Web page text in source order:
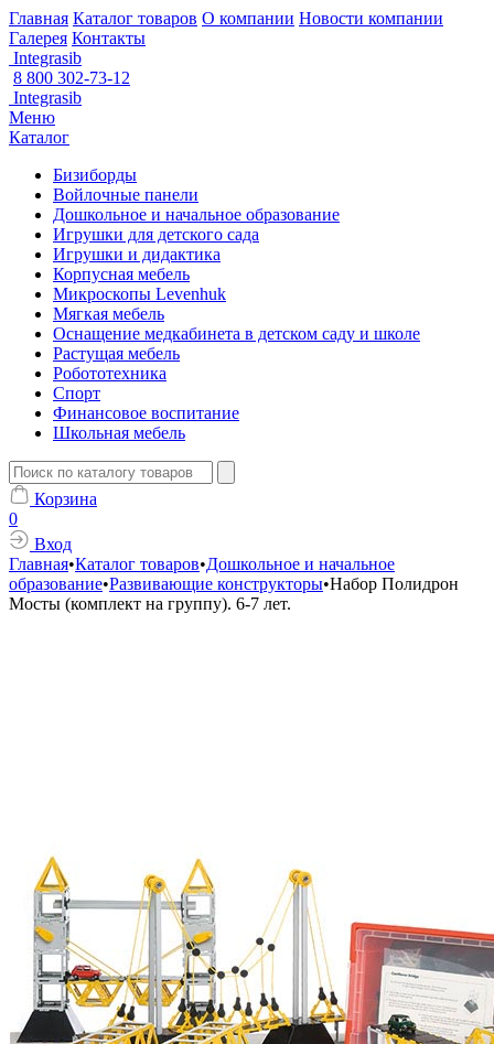
Главная Каталог товаров О компании Новости компании
Галерея Контакты
Integrasib
8 800 302-73-12
Integrasib
Меню
Каталог
Бизиборды
Войлочные панели
Дошкольное и начальное образование
Игрушки для детского сада
Игрушки и дидактика
Корпусная мебель
Микроскопы Levenhuk
Мягкая мебель
Оснащение медкабинета в детском саду и школе
Растущая мебель
Робототехника
Спорт
Финансовое воспитание
Школьная мебель
Корзина
0
Вход
Главная•Каталог товаров•Дошкольное и начальное
образование•Развивающие конструкторы•Набор Полидрон
Мосты (комплект на группу). 6-7 лет.